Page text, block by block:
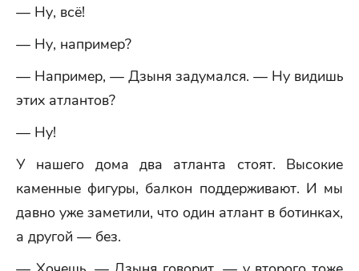
— Ну, всё!
— Ну, например?
— Например, — Дзыня задумался. — Ну видишь
этих атлантов?
— Ну!
У нашего дома два атланта стоят. Высокие
каменные фигуры, балкон поддерживают. И мы
давно уже заметили, что один атлант в ботинках,
а другой — без.